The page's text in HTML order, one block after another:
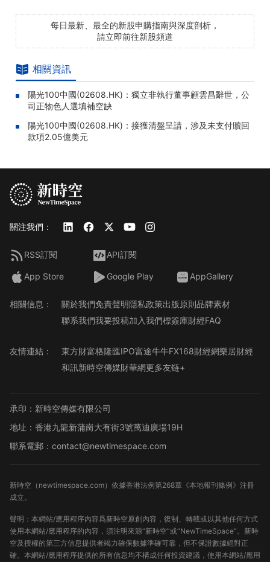
每日最新、最全的新股申購指南與深度剖析，
請立即前往新股頻道
相關資訊
陽光100中國(02608.HK)：獨立非執行董事顧雲昌辭世，公
司正物色人選填補空缺
陽光100中國(02608.HK)：接獲清盤呈請，涉及未支付贖回
款項2.05億美元
關注我們：
RSS訂閱 API訂閱
App Store Google Play AppGallery
相關信息： 關於我們免責聲明隱私政策出版原則品牌素材
聯系我們我要投稿加入我們標簽庫財經FAQ
友情連結： 東方財富格隆匯IPO富途牛牛FX168財經網樂居財經
和訊新時空傳媒財華網更多友链+
承印：新時空傳媒有限公司
地址：香港九龍新蒲崗大有街3號萬迪廣場19H
聯系電郵：contact@newtimespace.com
新時空（ newtimespace.com）依據香港法例第268章《本地報刊條例》注冊
成立。
聲明：本網站/應用程序內容爲新時空原創內容，復制、轉載或以其他任何方式
使用本網站/應用程序的內容，須注明來源“新時空”或“NewTimeSpace”。新時
空及授權的第三方信息提供者竭力確保數據準確可靠，但不保證數據絕對正
確。本網站/應用程序提供的所有信息均不構成任何投資建議，使用本網站/應用